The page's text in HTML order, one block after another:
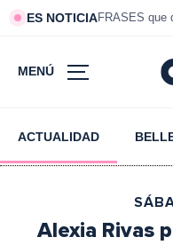
ES NOTICIAFRASES que
MENÚ
ACTUALIDAD
Alexia Rivas